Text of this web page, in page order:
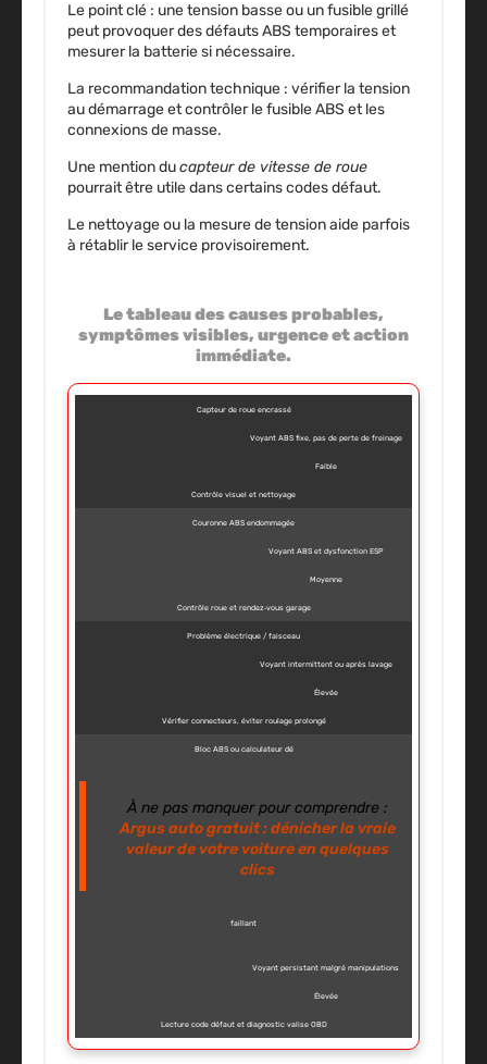
Le point clé : une tension basse ou un fusible grillé
peut provoquer des défauts ABS temporaires et
mesurer la batterie si nécessaire.
La recommandation technique : vérifier la tension
au démarrage et contrôler le fusible ABS et les
connexions de masse.
Une mention ducapteur de vitesse de roue
pourrait être utile dans certains codes défaut.
Le nettoyage ou la mesure de tension aide parfois
à rétablir le service provisoirement.
Le tableau des causes probables,
symptômes visibles, urgence et action
immédiate.
Capteur de roue encrassé
Voyant ABS fixe, pas de perte de freinage
Faible
Contrôle visuel et nettoyage
Couronne ABS endommagée
Voyant ABS et dysfonction ESP
Moyenne
Contrôle roue et rendez‑vous garage
Problème électrique / faisceau
Voyant intermittent ou après lavage
Élevée
Vérifier connecteurs, éviter roulage prolongé
Bloc ABS ou calculateur dé
À ne pas manquer pour comprendre :
Argus auto gratuit : dénicher la vraie
valeur de votre voiture en quelques
clics
faillant
Voyant persistant malgré manipulations
Élevée
Lecture code défaut et diagnostic valise OBD